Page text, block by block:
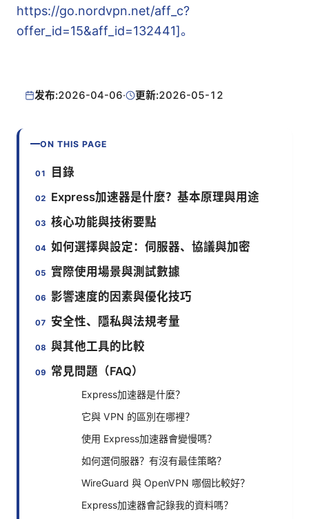
https://go.nordvpn.net/aff_c?
offer_id=15&aff_id=132441]。
发布:2026-04-06· 更新:2026-05-12
ON THIS PAGE
目錄
Express加速器是什麼？基本原理與用途
核心功能與技術要點
如何選擇與設定：伺服器、協議與加密
實際使用場景與測試數據
影響速度的因素與優化技巧
安全性、隱私與法規考量
與其他工具的比較
常見問題（FAQ）
Express加速器是什麼？
它與 VPN 的區別在哪裡？
使用 Express加速器會變慢嗎？
如何選伺服器？有沒有最佳策略？
WireGuard 與 OpenVPN 哪個比較好？
Express加速器會記錄我的資料嗎？